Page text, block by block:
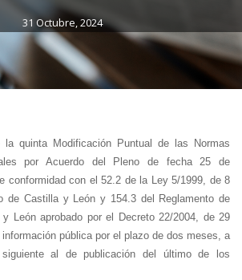
31 Octubre, 2024
la quinta Modificación Puntual de las Normas
por Acuerdo del Pleno de fecha 25 de
conformidad con el 52.2 de la Ley 5/1999, de 8
de Castilla y León y 154.3 del Reglamento de
León aprobado por el Decreto 22/2004, de 29
pública por el plazo de dos meses, a
al de publicación del último de los